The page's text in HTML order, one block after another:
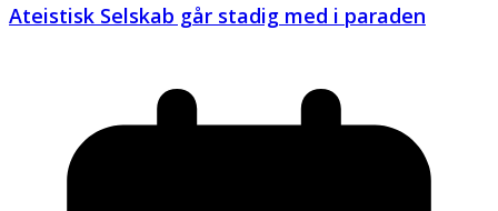
Ateistisk Selskab går stadig med i paraden